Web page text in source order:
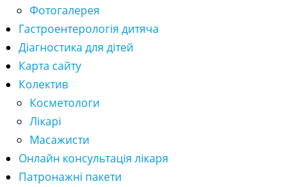
Фотогалерея
Гастроентерологія дитяча
Діагностика для дітей
Карта сайту
Колектив
Косметологи
Лікарі
Масажисти
Онлайн консультація лікаря
Патронажні пакети